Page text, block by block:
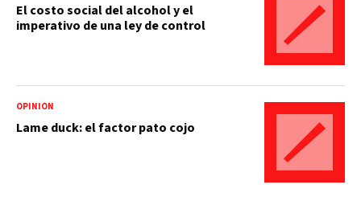
El costo social del alcohol y el
imperativo de una ley de control
OPINIÓN
Lame duck: el factor pato cojo